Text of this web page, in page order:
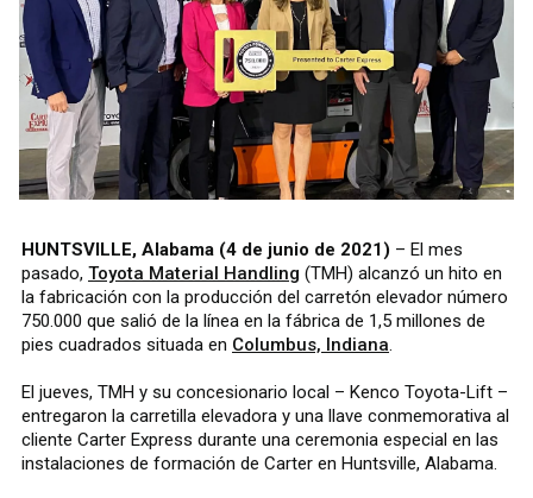
HUNTSVILLE, Alabama (4 de junio de 2021) – El mes
pasado, Toyota Material Handling (TMH) alcanzó un hito en
la fabricación con la producción del carretón elevador número
750.000 que salió de la línea en la fábrica de 1,5 millones de
pies cuadrados situada en Columbus, Indiana.
El jueves, TMH y su concesionario local – Kenco Toyota-Lift –
entregaron la carretilla elevadora y una llave conmemorativa al
cliente Carter Express durante una ceremonia especial en las
instalaciones de formación de Carter en Huntsville, Alabama.